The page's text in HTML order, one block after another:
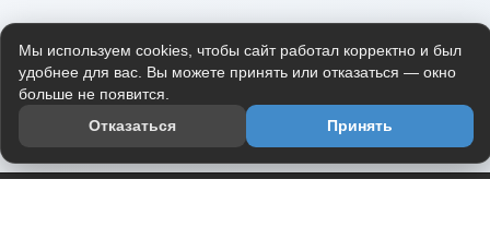
Мы используем cookies, чтобы сайт работал корректно и был
удобнее для вас. Вы можете принять или отказаться — окно
больше не появится.
Отказаться
Принять